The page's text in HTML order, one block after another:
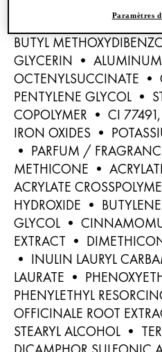
TRIAZINE •
BUTYL
GLYCERIN • ALUMINUM
OCTENYLSUCCINATE •
PENTYLENE GLYCOL •
COPOLYMER • CI
IRON OXIDES •
• PARFUM /
METHICONE •
ACRYLATE
HYDROXIDE •
GLYCOL •
EXTRACT •
• INULIN LAURYL
LAURATE •
PHENYLETHYL
OFFICINALE ROOT
STEARYL ALCOHOL •
Paramètres